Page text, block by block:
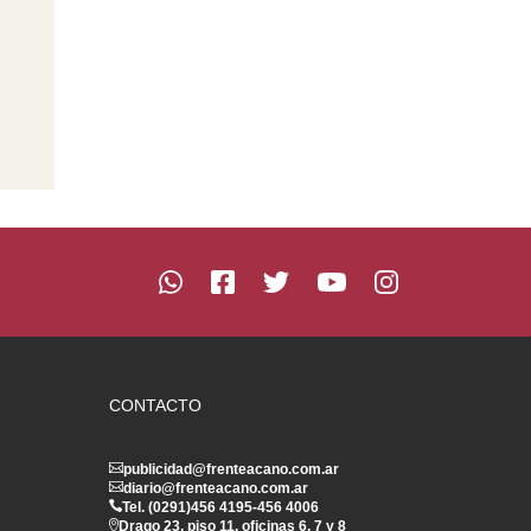
CONTACTO
publicidad@frenteacano.com.ar
diario@frenteacano.com.ar
Tel. (0291)456 4195-456 4006
Drago 23, piso 11, oficinas 6, 7 y 8